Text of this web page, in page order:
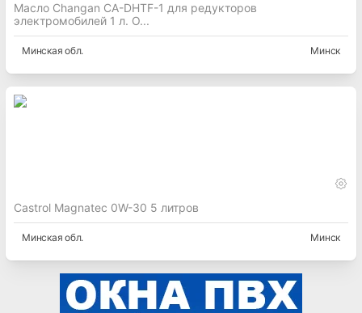
Масло Changan CA-DHTF-1 для редукторов
электромобилей 1 л. О...
Минская обл. Минск
Castrol Magnatec 0W-30 5 литров
Минская обл. Минск